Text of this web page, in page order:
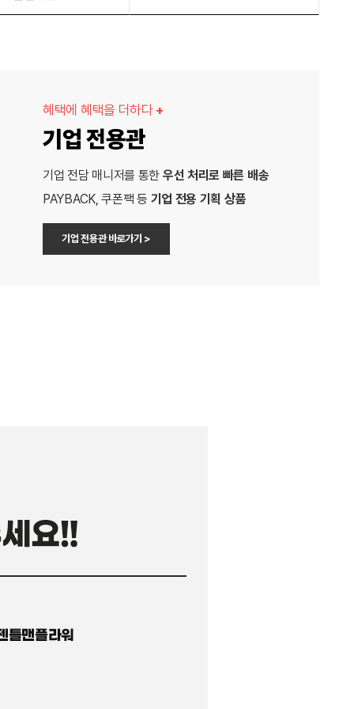
혜택에 혜택을 더하다 +
기업 전용관
기업 전담 매니저를 통한 우선 처리로 빠른 배송
PAYBACK, 쿠폰팩 등 기업 전용 기획 상품
기업 전용관 바로가기 >